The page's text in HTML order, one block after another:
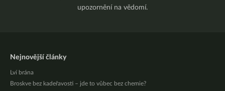
upozornění na vědomí.
Nejnovější články
Lví brána
Broskve bez kadeřavosti – jde to vůbec bez chemie?